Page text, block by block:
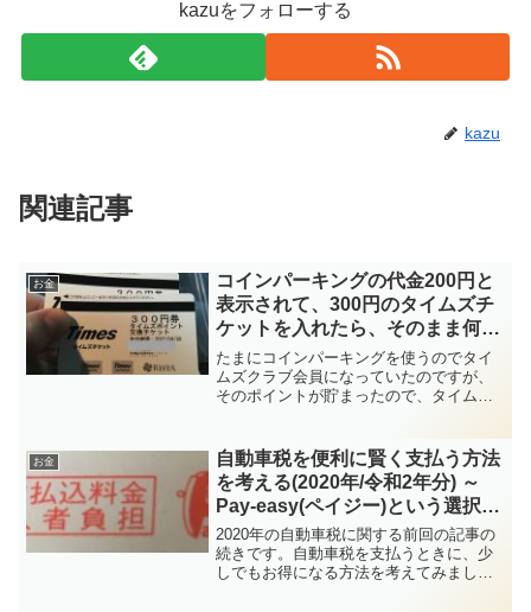
kazuをフォローする
kazu
関連記事
お金
コインパーキングの代金200円と
表示されて、300円のタイムズチ
ケットを入れたら、そのまま何も
戻ってこなかったので損してしま
った話
たまにコインパーキングを使うのでタイ
ムズクラブ会員になっていたのですが、
そのポイントが貯まったので、タイムズ
円の精算料金でした。これまで200円の精
算には300円の...
お金
自動車税を便利に賢く支払う方法
を考える(2020年/令和2年分) ～
Pay-easy(ペイジー)という選択肢
②～
2020年の自動車税に関する前回の記事の
続きです。自動車税を支払うときに、少
しでもお得になる方法を考えてみまし